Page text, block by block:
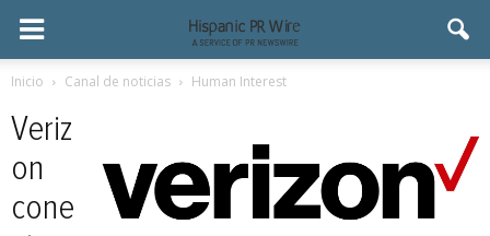
Inicio Canal de noticias Human Interest
Veriz
on
cone